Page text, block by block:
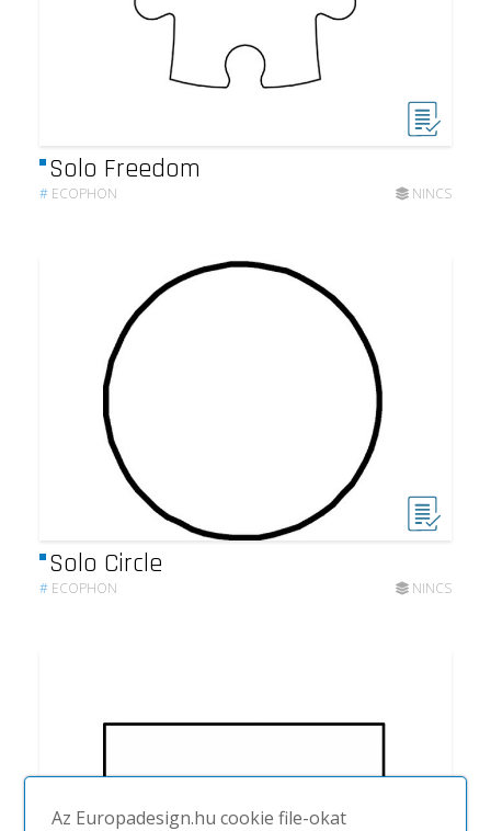
Solo Freedom
# ECOPHON NINCS
Solo Circle
# ECOPHON NINCS
Az Europadesign.hu cookie file-okat